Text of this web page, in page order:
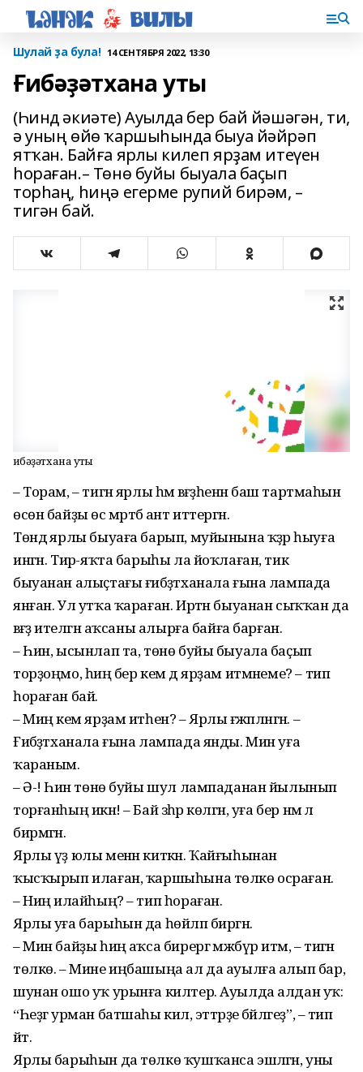
Шулай ҙа була! 14 СЕНТЯБРЯ 2022, 13:30
Ғибәҙәтхана уты
(Һинд әкиәте) Ауылда бер бай йәшәгән, ти,
ә уның өйө ҡаршыһында быуа йәйрәп
ятҡан. Байға ярлы килеп ярҙам итеүен
һораған.– Төнө буйы быуала баҫып
торһаң, һиңә егерме рупий бирәм, –
тигән бай.
Ғибәҙәтхана уты
– Торам, – тигән ярлы һәм вәғәҙә­һенән баш тартмаһын
өсөн байҙы өс мәртәбә ант иттергән.
Төндә ярлы быуаға барып, муйынына ҡәҙәр һыуға
ингән. Тирә-яҡта барыһы ла йоҡлаған, тик
быуанан алыҫтағы ғибәҙәтханала ғына лампада
янған. Ул утҡа ҡараған. Иртән быуанан сыҡҡан да
вәғәҙә ителгән аҡсаны алырға байға барған.
– Һин, ысынлап та, төнө буйы быуала баҫып
торҙоңмо, һиңә бер кем дә ярҙам итмәнеме? – тип
һораған бай.
– Миңә кем ярҙам итһен? – Ярлы ғәжәпләнгән. –
Ғибәҙәтханала ғына лампада янды. Мин уға
ҡараным.
– Ә-ә! Һин төнө буйы шул лампаданан йылынып
торғанһың икән! – Бай зәһәр көлгән, уға бер нәмә лә
бирмәгән.
Ярлы үҙ юлы менән киткән. Ҡайғы­һынан
ҡысҡырып илаған, ҡаршыһына төлкө осраған.
– Ниңә илайһың? – тип һораған.
Ярлы уға барыһын да һөйләп биргән.
– Мин байҙы һиңә аҡса бирергә мәжбүр итәм, – тигән
төлкө. – Мине иңба­шыңа ал да ауылға алып бар,
шунан ошо уҡ урынға килтер. Ауылда алдан уҡ:
“Һеҙгә урман батшаһы килә, эттәрҙе бәйләгеҙ”, – тип
әйт.
Ярлы барыһын да төлкө ҡушҡанса эшләгән, уны